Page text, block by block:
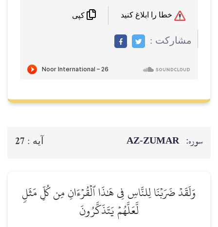
مشاركت :
سوره: AZ-ZUMAR آيه : 27
وَلَقَدۡ ضَرَبۡنَا لِلنَّاسِ فِي هَٰذَا ٱلۡقُرۡءَانِ مِن كُلِّ مَثَلٖ
لَّعَلَّهُمۡ يَتَذَكَّرُونَ